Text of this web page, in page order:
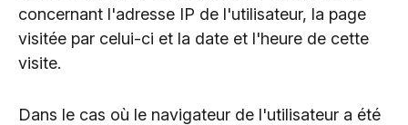
concernant l'adresse IP de l'utilisateur, la page
visitée par celui-ci et la date et l'heure de cette
visite.
Dans le cas où le navigateur de l'utilisateur a été